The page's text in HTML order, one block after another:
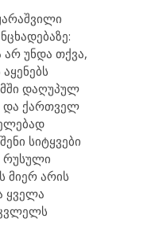
არ უნდა თქვა,
დაღუპულ
და ქართველ
სიტყვები
რუსული
მიერ არის
ყველა